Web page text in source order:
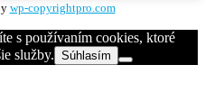
wp-copyrightpro.com
s používaním cookies, ktoré
služby. Súhlasím